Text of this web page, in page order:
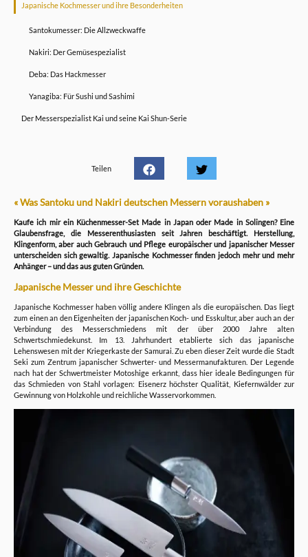
Japanische Kochmesser und ihre Besonderheiten
Santokumesser: Die Allzweckwaffe
Nakiri: Der Gemüsespezialist
Deba: Das Hackmesser
Yanagiba: Für Sushi und Sashimi
Der Messerspezialist Kai und seine Kai Shun-Serie
Teilen
« Was Santoku und Nakiri deutschen Messern voraushaben »
Kaufe ich mir ein Küchenmesser-Set Made in Japan oder Made in Solingen? Eine
Glaubensfrage, die Messerenthusiasten seit Jahren beschäftigt. Herstellung,
Klingenform, aber auch Gebrauch und Pflege europäischer und japanischer Messer
unterscheiden sich gewaltig. Japanische Kochmesser finden jedoch mehr und mehr
Anhänger – und das aus guten Gründen.
Japanische Messer und ihre Geschichte
Japanische Kochmesser haben völlig andere Klingen als die europäischen. Das liegt
zum einen an den Eigenheiten der japanischen Koch- und Esskultur, aber auch an der
Verbindung des Messerschmiedens mit der über 2000 Jahre alten
Schwertschmiedekunst. Im 13. Jahrhundert etablierte sich das japanische
Lehenswesen mit der Kriegerkaste der Samurai. Zu eben dieser Zeit wurde die Stadt
Seki zum Zentrum japanischer Schwerter- und Messermanufakturen. Der Legende
nach hat der Schwertmeister Motoshige erkannt, dass hier ideale Bedingungen für
das Schmieden von Stahl vorlagen: Eisenerz höchster Qualität, Kiefernwälder zur
Gewinnung von Holzkohle und reichliche Wasservorkommen.